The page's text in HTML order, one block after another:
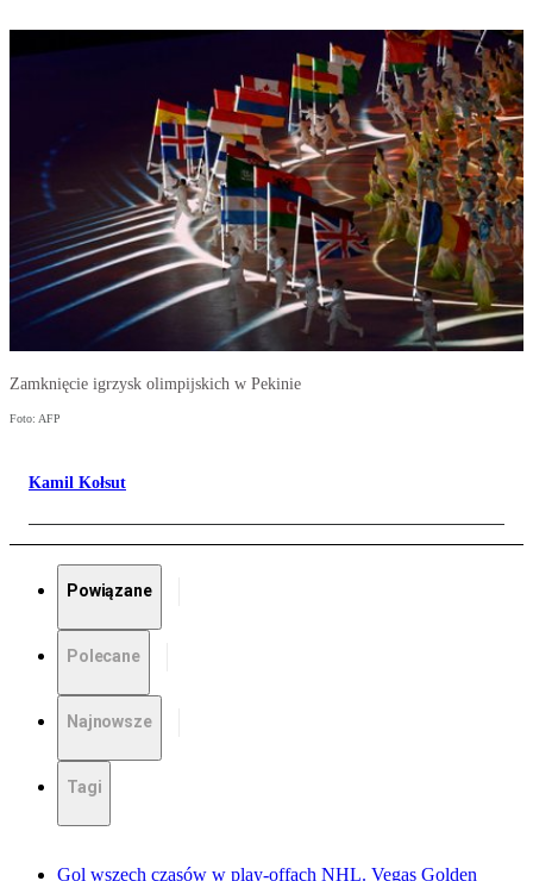
Zamknięcie igrzysk olimpijskich w Pekinie
Foto: AFP
Kamil Kołsut
Powiązane
Polecane
Najnowsze
Tagi
Gol wszech czasów w play-offach NHL. Vegas Golden